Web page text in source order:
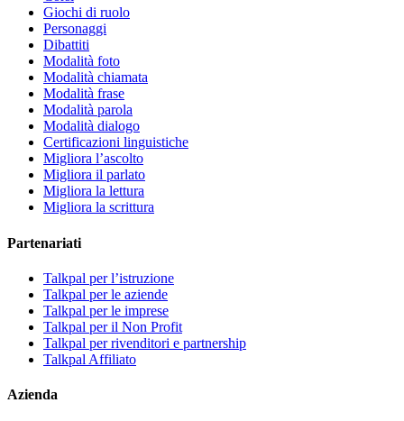
Giochi di ruolo
Personaggi
Dibattiti
Modalità foto
Modalità chiamata
Modalità frase
Modalità parola
Modalità dialogo
Certificazioni linguistiche
Migliora l’ascolto
Migliora il parlato
Migliora la lettura
Migliora la scrittura
Partenariati
Talkpal per l’istruzione
Talkpal per le aziende
Talkpal per le imprese
Talkpal per il Non Profit
Talkpal per rivenditori e partnership
Talkpal Affiliato
Azienda